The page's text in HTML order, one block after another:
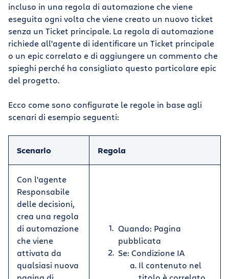
incluso in una regola di automazione che viene
eseguita ogni volta che viene creato un nuovo ticket
senza un Ticket principale. La regola di automazione
richiede all'agente di identificare un Ticket principale
o un epic correlato e di aggiungere un commento che
spieghi perché ha consigliato questo particolare epic
del progetto.
Ecco come sono configurate le regole in base agli
scenari di esempio seguenti:
Scenario Regola
Con l'agente
Responsabile
delle decisioni,
crea una regola
di automazione
che viene
attivata da
qualsiasi nuova
Quando: Pagina
pubblicata
Se: Condizione IA
Il contenuto nel